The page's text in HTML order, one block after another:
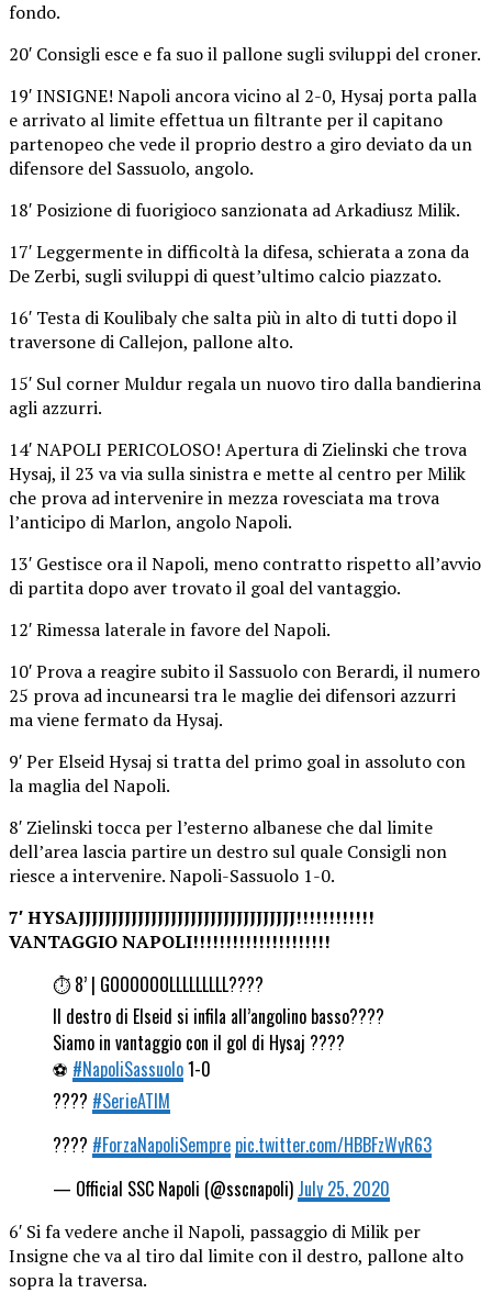
fondo.
20′ Consigli esce e fa suo il pallone sugli sviluppi del croner.
19′ INSIGNE! Napoli ancora vicino al 2-0, Hysaj porta palla
e arrivato al limite effettua un filtrante per il capitano
partenopeo che vede il proprio destro a giro deviato da un
difensore del Sassuolo, angolo.
18′ Posizione di fuorigioco sanzionata ad Arkadiusz Milik.
17′ Leggermente in difficoltà la difesa, schierata a zona da
De Zerbi, sugli sviluppi di quest’ultimo calcio piazzato.
16′ Testa di Koulibaly che salta più in alto di tutti dopo il
traversone di Callejon, pallone alto.
15′ Sul corner Muldur regala un nuovo tiro dalla bandierina
agli azzurri.
14′ NAPOLI PERICOLOSO! Apertura di Zielinski che trova
Hysaj, il 23 va via sulla sinistra e mette al centro per Milik
che prova ad intervenire in mezza rovesciata ma trova
l’anticipo di Marlon, angolo Napoli.
13′ Gestisce ora il Napoli, meno contratto rispetto all’avvio
di partita dopo aver trovato il goal del vantaggio.
12′ Rimessa laterale in favore del Napoli.
10′ Prova a reagire subito il Sassuolo con Berardi, il numero
25 prova ad incunearsi tra le maglie dei difensori azzurri
ma viene fermato da Hysaj.
9′ Per Elseid Hysaj si tratta del primo goal in assoluto con
la maglia del Napoli.
8′ Zielinski tocca per l’esterno albanese che dal limite
dell’area lascia partire un destro sul quale Consigli non
riesce a intervenire. Napoli-Sassuolo 1-0.
7′ HYSAJJJJJJJJJJJJJJJJJJJJJJJJJJJJJJJJJ!!!!!!!!!!!!
VANTAGGIO NAPOLI!!!!!!!!!!!!!!!!!!!!!
⏱ 8’ | GOOOOOOLLLLLLLLL????
Il destro di Elseid si infila all’angolino basso????
Siamo in vantaggio con il gol di Hysaj ????
⚽ #NapoliSassuolo1-0
???? #SerieATIM
???? #ForzaNapoliSempre pic.twitter.com/HBBFzWyR63
— Official SSC Napoli (@sscnapoli) July 25, 2020
6′ Si fa vedere anche il Napoli, passaggio di Milik per
Insigne che va al tiro dal limite con il destro, pallone alto
sopra la traversa.